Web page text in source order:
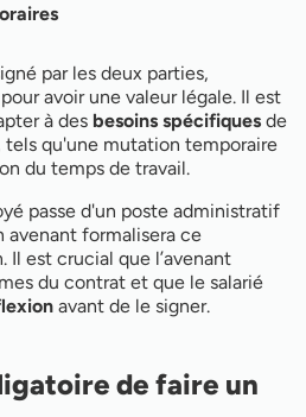
par les deux parties,
avoir une valeur légale. Il est
à des besoins spécifiques de
tels qu'une mutation temporaire
du temps de travail.
passe d'un poste administratif
avenant formalisera ce
est crucial que l’avenant
du contrat et que le salarié
avant de le signer.
de faire un